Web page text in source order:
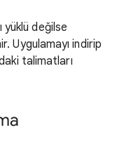
yüklü değilse
Uygulamayı indirip
talimatları